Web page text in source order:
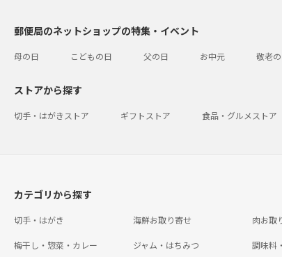
郵便局のネットショップの特集・イベント
母の日 こどもの日 父の日 お中元 敬老
ストアから探す
切手・はがきストア ギフトストア 食品・グルメストア
カテゴリから探す
切手・はがき 海鮮お取り寄せ 肉お取
梅干し・惣菜・カレー ジャム・はちみつ 調味料